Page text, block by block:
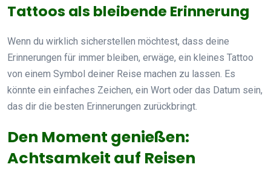
Tattoos als bleibende Erinnerung
Wenn du wirklich sicherstellen möchtest, dass deine
Erinnerungen für immer bleiben, erwäge, ein kleines Tattoo
von einem Symbol deiner Reise machen zu lassen. Es
könnte ein einfaches Zeichen, ein Wort oder das Datum sein,
das dir die besten Erinnerungen zurückbringt.
Den Moment genießen:
Achtsamkeit auf Reisen